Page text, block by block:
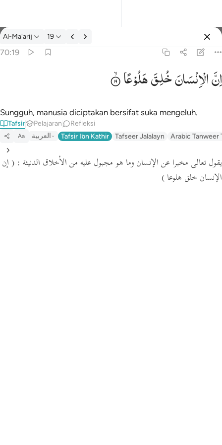
tafsir: Al-Ma'arij 70:19
Al-Ma'arij 19
70:19
اِنَّالْاِنْسَانَخُلِقَهَلُوْعًا
Sungguh, manusia diciptakan bersifat suka mengeluh.
Tafsir Pelajaran Refleksi
Aa العربية Tafsir Ibn Kathir Tafseer Jalalayn Arabic Tanweer
يقول تعالى مخبرا عن الإنسان وما هو مجبول عليه من الأخلاق الدنيئة : ( إن
الإنسان خلق هلوعا )